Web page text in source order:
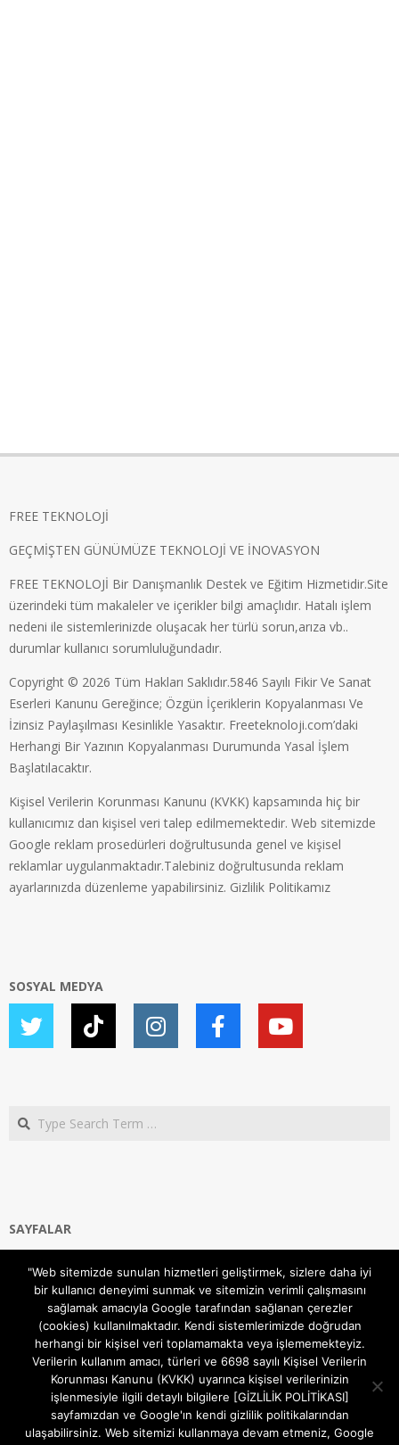
FREE TEKNOLOJİ
GEÇMİŞTEN GÜNÜMÜZE TEKNOLOJİ VE İNOVASYON
FREE TEKNOLOJİ Bir Danışmanlık Destek ve Eğitim Hizmetidir.Site
üzerindeki tüm makaleler ve içerikler bilgi amaçlıdır. Hatalı işlem
nedeni ile sistemlerinizde oluşacak her türlü sorun,arıza vb..
durumlar kullanıcı sorumluluğundadır.
Copyright © 2026 Tüm Hakları Saklıdır.5846 Sayılı Fikir Ve Sanat
Eserleri Kanunu Gereğince; Özgün İçeriklerin Kopyalanması Ve
İzinsiz Paylaşılması Kesinlikle Yasaktır. Freeteknoloji.com’daki
Herhangi Bir Yazının Kopyalanması Durumunda Yasal İşlem
Başlatılacaktır.
Kişisel Verilerin Korunması Kanunu (KVKK) kapsamında hiç bir
kullanıcımız dan kişisel veri talep edilmemektedir. Web sitemizde
Google reklam prosedürleri doğrultusunda genel ve kişisel
reklamlar uygulanmaktadır.Talebiniz doğrultusunda reklam
ayarlarınızda düzenleme yapabilirsiniz. Gizlilik Politikamız
SOSYAL MEDYA
Search
SAYFALAR
Gizlilik ve Çerezler (Cookies) Politikası
Hakkımızda
İletişim Kanalları
MODEM KURULUM
TEKNİK DESTEK
TELEVİZYON SİSTEMLERİ
"Web sitemizde sunulan hizmetleri geliştirmek, sizlere daha iyi
bir kullanıcı deneyimi sunmak ve sitemizin verimli çalışmasını
sağlamak amacıyla Google tarafından sağlanan çerezler
(cookies) kullanılmaktadır. Kendi sistemlerimizde doğrudan
herhangi bir kişisel veri toplamamakta veya işlememekteyiz.
Verilerin kullanım amacı, türleri ve 6698 sayılı Kişisel Verilerin
Korunması Kanunu (KVKK) uyarınca kişisel verilerinizin
işlenmesiyle ilgili detaylı bilgilere [GİZLİLİK POLİTİKASI]
sayfamızdan ve Google'ın kendi gizlilik politikalarından
ulaşabilirsiniz. Web sitemizi kullanmaya devam etmeniz, Google